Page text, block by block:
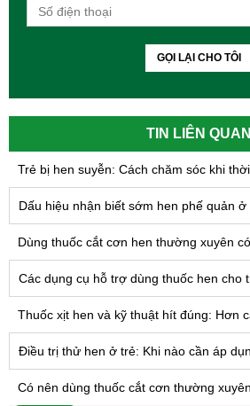
GỌI LẠI CHO TÔI
TIN LIÊN QUAN
Dùng thuốc cắt cơn hen thường xuyên
Thuốc xịt hen và kỹ thuật hít đúng: Hơn
Điều trị thử hen ở trẻ: Khi nào cần áp
Có nên dùng thuốc cắt cơn thường